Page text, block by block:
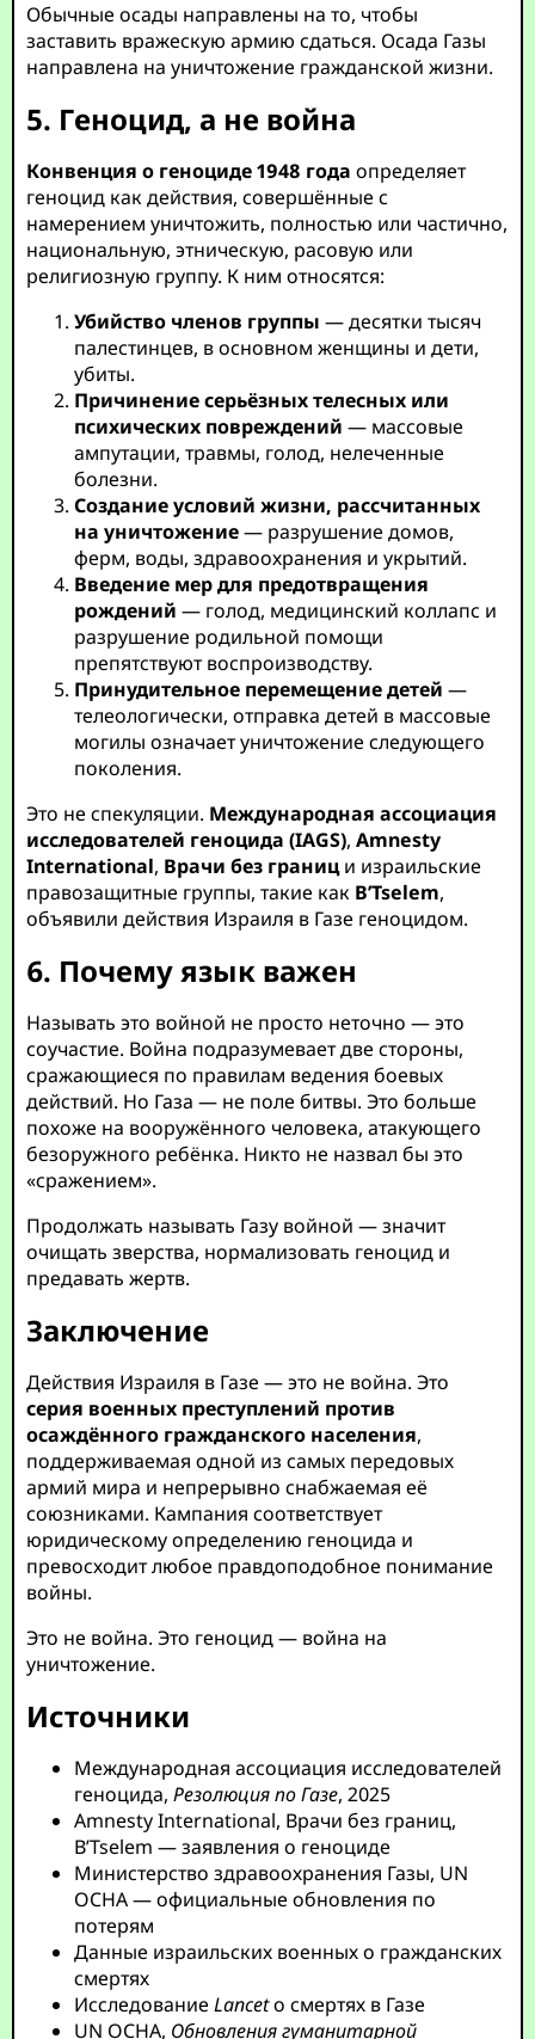
Обычные осады направлены на то, чтобы
заставить вражескую армию сдаться. Осада Газы
направлена на уничтожение гражданской жизни.
5. Геноцид, а не война
Конвенция о геноциде 1948 года определяет
геноцид как действия, совершённые с
намерением уничтожить, полностью или частично,
национальную, этническую, расовую или
религиозную группу. К ним относятся:
Убийство членов группы — десятки тысяч
палестинцев, в основном женщины и дети,
убиты.
Причинение серьёзных телесных или
психических повреждений — массовые
ампутации, травмы, голод, нелеченные
болезни.
Создание условий жизни, рассчитанных
на уничтожение— разрушение домов,
ферм, воды, здравоохранения и укрытий.
Введение мер для предотвращения
рождений — голод, медицинский коллапс и
разрушение родильной помощи
препятствуют воспроизводству.
Принудительное перемещение детей —
телеологически, отправка детей в массовые
могилы означает уничтожение следующего
поколения.
Это не спекуляции. Международная ассоциация
исследователей геноцида (IAGS),Amnesty
International, Врачи без граници израильские
правозащитные группы, такие как B’Tselem,
объявили действия Израиля в Газе геноцидом.
6. Почему язык важен
Называть это войной не просто неточно — это
соучастие. Война подразумевает две стороны,
сражающиеся по правилам ведения боевых
действий. Но Газа — не поле битвы. Это больше
похоже на вооружённого человека, атакующего
безоружного ребёнка. Никто не назвал бы это
«сражением».
Продолжать называть Газу войной — значит
очищать зверства, нормализовать геноцид и
предавать жертв.
Заключение
Действия Израиля в Газе — это не война. Это
серия военных преступлений против
осаждённого гражданского населения,
поддерживаемая одной из самых передовых
армий мира и непрерывно снабжаемая её
союзниками. Кампания соответствует
юридическому определению геноцида и
превосходит любое правдоподобное понимание
войны.
Это не война. Это геноцид — война на
уничтожение.
Источники
Международная ассоциация исследователей
геноцида,Резолюция по Газе, 2025
Amnesty International, Врачи без границ,
B’Tselem — заявления о геноциде
Министерство здравоохранения Газы, UN
OCHA — официальные обновления по
потерям
Данные израильских военных о гражданских
смертях
ИсследованиеLancetо смертях в Газе
UN OCHA, Обновления гуманитарной